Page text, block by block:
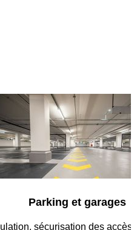
garages
des accès, durabilité des